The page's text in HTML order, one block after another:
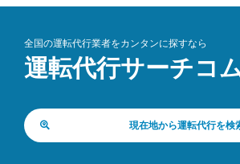
全国の運転代行業者をカンタンに探すなら
運転代行サーチコ
現在地から運転代行を検